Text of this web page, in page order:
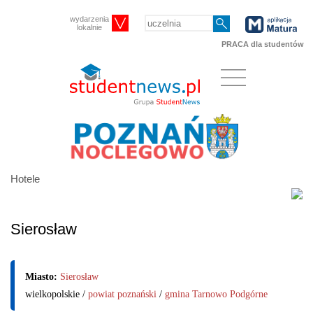
wydarzenia
lokalnie
PRACA dla studentów
Hotele
Sierosław
Miasto: Sierosław
wielkopolskie / powiat poznański / gmina Tarnowo Podgórne